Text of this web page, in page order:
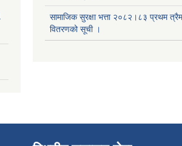
सामाजिक सुरक्षा भत्ता २०८२।८३ प्रथम
वितरणको सूची ।